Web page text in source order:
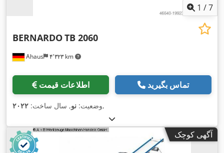
1 /7
Ahaus ۴٬۳۲۳ km
BERNARDOTB 2060
اطلاعات قیمت تماس بگیرید
وضعیت: نو, سال ساخت: ۲۰۲۲ ,
آگهی کوچک